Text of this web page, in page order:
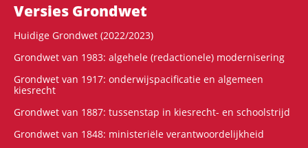
Versies Grondwet
Huidige Grondwet (2022/2023)
Grondwet van 1983: algehele (redactionele) modernisering
Grondwet van 1917: onderwijspacificatie en algemeen
kiesrecht
Grondwet van 1887: tussenstap in kiesrecht- en schoolstrijd
Grondwet van 1848: ministeriële verantwoordelijkheid